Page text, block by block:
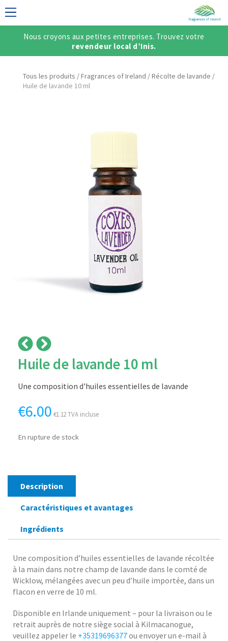
Nous croyons aux petites entreprises. Trouvez votre
revendeur local d’Inis.
Tous les produits /Fragrances of Ireland /Récolte de lavande /
Huile de lavande 10 ml
Huile de lavande 10 ml
Une composition d'huiles essentielles de lavande
€6.00 €1.12TVA incluse
En rupture de stock
Description
Caractéristiques et avantages
Ingrédients
Une composition d’huiles essentielles de lavande récoltée
à la main dans notre champ de lavande dans le comté de
Wicklow, mélangées avec un peu d’huile importée, dans un
flacon en verre de 10 ml.
Disponible en Irlande uniquement – pour la livraison ou le
retrait auprès de notre siège social à Kilmacanogue,
veuillez appeler le +35319696377ou envoyer un e-mail à